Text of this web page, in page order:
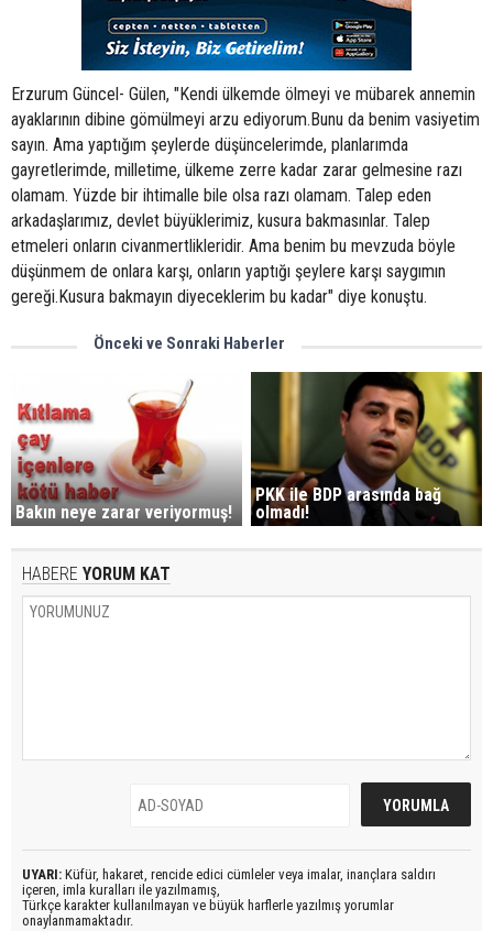
Erzurum Güncel- Gülen, "Kendi ülkemde ölmeyi ve mübarek annemin
ayaklarının dibine gömülmeyi arzu ediyorum.Bunu da benim vasiyetim
sayın. Ama yaptığım şeylerde düşüncelerimde, planlarımda
gayretlerimde, milletime, ülkeme zerre kadar zarar gelmesine razı
olamam. Yüzde bir ihtimalle bile olsa razı olamam. Talep eden
arkadaşlarımız, devlet büyüklerimiz, kusura bakmasınlar. Talep
etmeleri onların civanmertlikleridir. Ama benim bu mevzuda böyle
düşünmem de onlara karşı, onların yaptığı şeylere karşı saygımın
gereği.Kusura bakmayın diyeceklerim bu kadar" diye konuştu.
Önceki ve Sonraki Haberler
Bakın neye zarar veriyormuş!
PKK ile BDP arasında bağ
olmadı!
HABERE YORUM KAT
UYARI: Küfür, hakaret, rencide edici cümleler veya imalar, inançlara saldırı
içeren, imla kuralları ile yazılmamış,
Türkçe karakter kullanılmayan ve büyük harflerle yazılmış yorumlar
onaylanmamaktadır.